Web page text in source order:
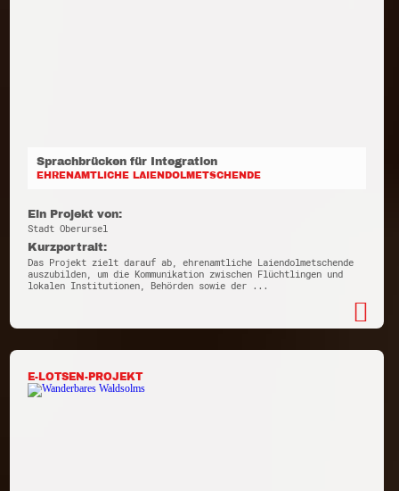
Sprachbrücken für Integration
EHRENAMTLICHE LAIENDOLMETSCHENDE
Ein Projekt von:
Stadt Oberursel
Kurzportrait:
Das Projekt zielt darauf ab, ehrenamtliche Laiendolmetschende
auszubilden, um die Kommunikation zwischen Flüchtlingen und
lokalen Institutionen, Behörden sowie der ...
E-LOTSEN-PROJEKT